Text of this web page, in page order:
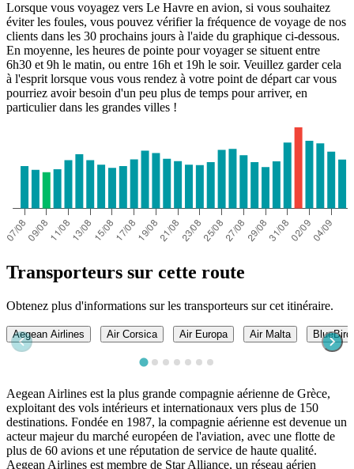
Lorsque vous voyagez vers Le Havre en avion, si vous souhaitez
éviter les foules, vous pouvez vérifier la fréquence de voyage de nos
clients dans les 30 prochains jours à l'aide du graphique ci-dessous.
En moyenne, les heures de pointe pour voyager se situent entre
6h30 et 9h le matin, ou entre 16h et 19h le soir. Veuillez garder cela
à l'esprit lorsque vous vous rendez à votre point de départ car vous
pourriez avoir besoin d'un peu plus de temps pour arriver, en
particulier dans les grandes villes !
Transporteurs sur cette route
Obtenez plus d'informations sur les transporteurs sur cet itinéraire.
Aegean Airlines Air Corsica Air Europa Air Malta
Aegean Airlines est la plus grande compagnie aérienne de Grèce,
exploitant des vols intérieurs et internationaux vers plus de 150
destinations. Fondée en 1987, la compagnie aérienne est devenue un
acteur majeur du marché européen de l'aviation, avec une flotte de
plus de 60 avions et une réputation de service de haute qualité.
Aegean Airlines est membre de Star Alliance, un réseau aérien